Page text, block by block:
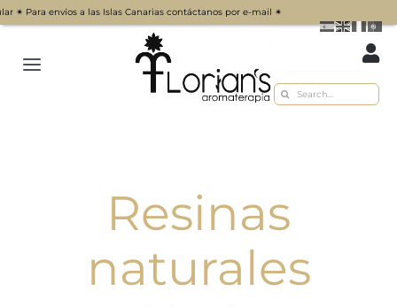
Toggle
Sobre nosotros
Buscar:
Resinas
naturales
envíos a las Islas Canarias contáctanos por e-mail ✴︎